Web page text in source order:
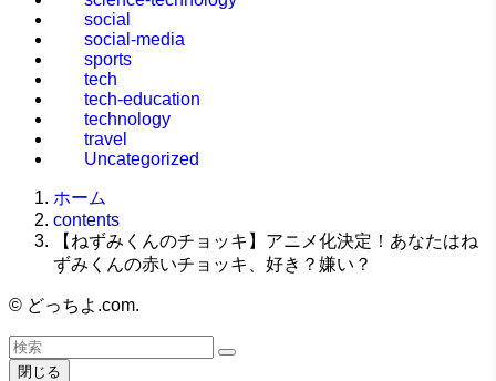
social
social-media
sports
tech
tech-education
technology
travel
Uncategorized
ホーム
contents
【ねずみくんのチョッキ】アニメ化決定！あなたはね
ずみくんの赤いチョッキ、好き？嫌い？
© どっちよ.com.
閉じる